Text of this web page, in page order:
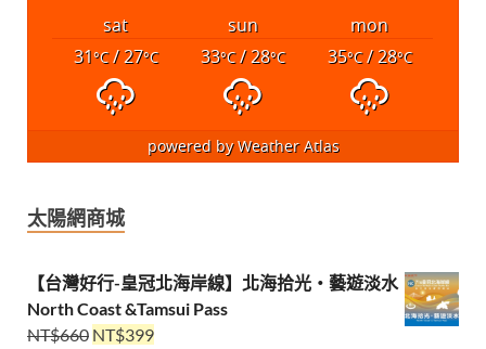
sat sun
mon
31°C/ 27°C 33°C/ 28°C 35°C/ 28°C
powered byWeather Atlas
太陽網商城
【台灣好行-皇冠北海岸線】北海拾光・藝遊淡水
North Coast &Tamsui Pass
NT$660 NT$399